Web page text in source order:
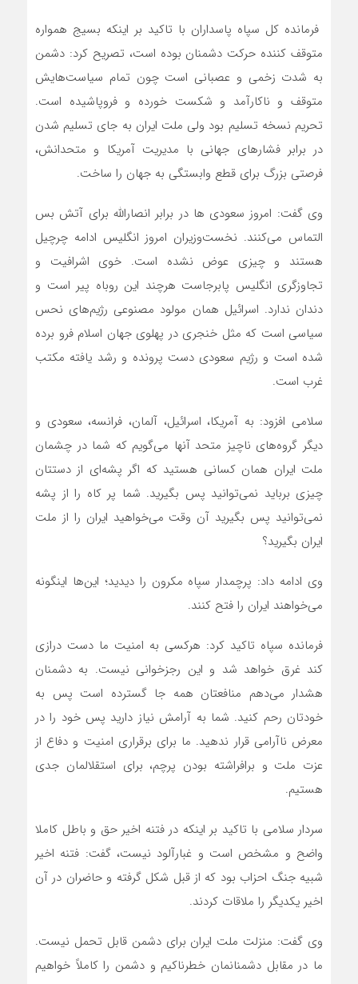
فرمانده کل سپاه پاسداران با تاکید بر اینکه بسیج همواره
متوقف کننده حرکت دشمنان بوده است، تصریح کرد: دشمن
به شدت زخمی و عصبانی است چون تمام سیاست‌هایش
متوقف و ناکارآمد و شکست خورده و فروپاشیده است.
تحریم نسخه تسلیم بود ولی ملت ایران به جای تسلیم شدن
در برابر فشارهای جهانی با مدیریت آمریکا و متحدانش،
فرصتی بزرگ برای قطع وابستگی به جهان را ساخت.
وی گفت: امروز سعودی ها در برابر انصارالله برای آتش بس
التماس می‌کنند. نخست‌وزیران امروز انگلیس ادامه چرچیل
هستند و چیزی عوض نشده است. خوی اشرافیت و
تجاوزگری انگلیس پابرجاست هرچند این روباه پیر است و
دندان ندارد. اسرائیل همان مولود مصنوعی رژیم‌های نحس
سیاسی است که مثل خنجری در پهلوی جهان اسلام فرو برده
شده است و رژیم سعودی دست پرونده و رشد یافته مکتب
غرب است.
سلامی افزود: به آمریکا، اسرائیل، آلمان، فرانسه، سعودی و
دیگر گروه‌های ناچیز متحد آنها می‌گویم که شما در چشمان
ملت ایران همان کسانی هستید که اگر پشه‌ای از دستتان
چیزی برباید نمی‌توانید پس بگیرید. شما پر کاه را از پشه
نمی‌توانید پس بگیرید آن وقت می‌خواهید ایران را از ملت
ایران بگیرید؟
وی ادامه داد: پرچمدار سپاه مکرون را دیدید؛ این‌ها اینگونه
می‌خواهند ایران را فتح کنند.
فرمانده سپاه تاکید کرد: هرکسی به امنیت ما دست درازی
کند غرق خواهد شد و این رجزخوانی نیست. به دشمنان
هشدار می‌دهم منافعتان همه جا گسترده است پس به
خودتان رحم کنید. شما به آرامش نیاز دارید پس خود را در
معرض ناآرامی قرار ندهید. ما برای برقراری امنیت و دفاع از
عزت ملت و برافراشته بودن پرچم، برای استقلالمان جدی
هستیم.
سردار سلامی با تاکید بر اینکه در فتنه اخیر حق و باطل کاملا
واضح و مشخص است و غبارآلود نیست، گفت: فتنه اخیر
شبیه جنگ احزاب بود که از قبل شکل گرفته و حاضران در آن
اخیر یکدیگر را ملاقات کردند.
وی گفت: منزلت ملت ایران برای دشمن قابل تحمل نیست.
ما در مقابل دشمنانمان خطرناکیم و دشمن را کاملاً خواهیم